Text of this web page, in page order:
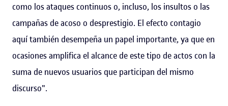
como los ataques continuos o, incluso, los insultos o las
campañas de acoso o desprestigio. El efecto contagio
aquí también desempeña un papel importante, ya que en
ocasiones amplifica el alcance de este tipo de actos con la
suma de nuevos usuarios que participan del mismo
discurso".